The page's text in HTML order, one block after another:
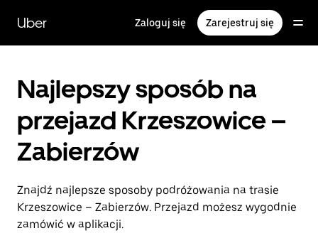
głównej
zawartości
Uber Zaloguj się Zarejestruj się
Najlepszy sposób na
przejazd Krzeszowice –
Zabierzów
Znajdź najlepsze sposoby podróżowania na trasie
Krzeszowice – Zabierzów. Przejazd możesz wygodnie
zamówić w aplikacji.